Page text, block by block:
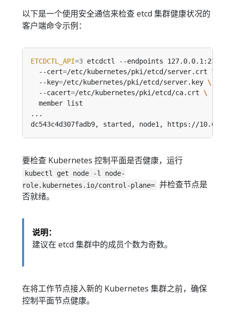
以下是一个使用安全通信来检查 etcd 集群健康状况的
客户端命令示例：
ETCDCTL_API=3 etcdctl --endpoints
  --cert
=/etc/kubernetes/pki/etcd/server.crt
  --key
=/etc/kubernetes/pki/etcd/server.key
  --cacert
=/etc/kubernetes/pki/etcd/ca.crt
dc543c4d307fadb9, started, node1, https://
要检查 Kubernetes 控制平面是否健康，运行
kubectl get node -l node-
role.kubernetes.io/control-plane= 并检查节点是
否就绪。
说明：
建议在 etcd 集群中的成员个数为奇数。
在将工作节点接入新的 Kubernetes 集群之前，确保
控制平面节点健康。